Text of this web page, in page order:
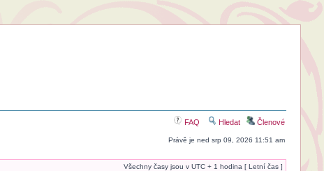
FAQ Hledat Členové
Právě je ned srp 09, 2026 11:51 am
Všechny časy jsou v UTC + 1 hodina [ Letní čas ]